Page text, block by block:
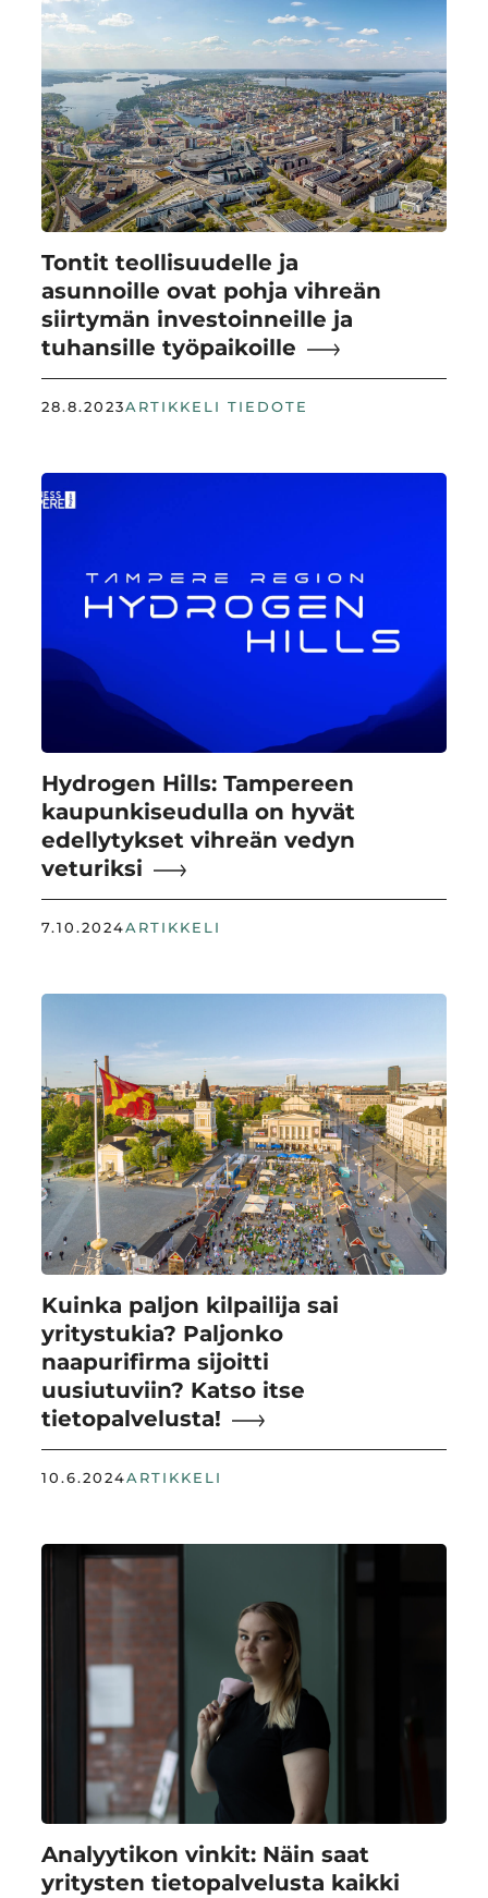
Tontit teollisuudelle ja
asunnoille ovat pohja vihreän
siirtymän investoinneille ja
tuhansille työpaikoille
28.8.2023ARTIKKELI TIEDOTE
Hydrogen Hills: Tampereen
kaupunkiseudulla on hyvät
edellytykset vihreän vedyn
veturiksi
7.10.2024ARTIKKELI
Kuinka paljon kilpailija sai
yritystukia? Paljonko
naapurifirma sijoitti
uusiutuviin? Katso itse
tietopalvelusta!
10.6.2024ARTIKKELI
Analyytikon vinkit: Näin saat
yritysten tietopalvelusta kaikki